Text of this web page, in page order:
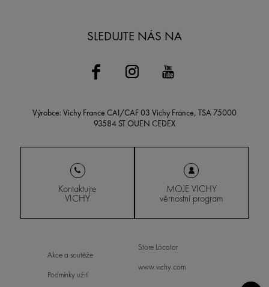
SLEDUJTE NÁS NA
Výrobce: Vichy France CAI/CAF 03 Vichy France, TSA 75000
93584 ST OUEN CEDEX
Kontaktujte
VICHY
MOJE VICHY
věrnostní program
Akce a soutěže
Podmínky užití
Store Locator
www.vichy.com